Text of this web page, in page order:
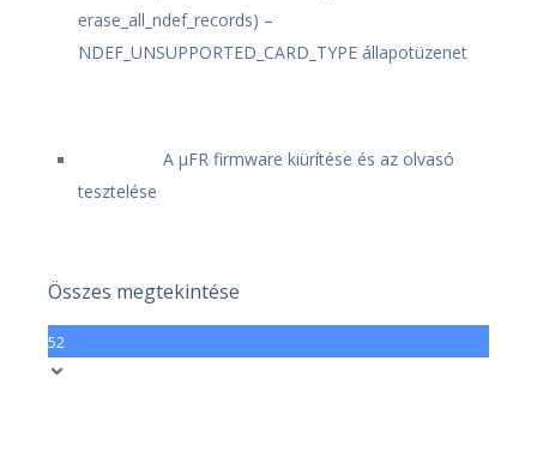
erase_all_ndef_records) –
NDEF_UNSUPPORTED_CARD_TYPE állapotüzenet
A μFR firmware kiürítése és az olvasó
tesztelése
Összes megtekintése
52